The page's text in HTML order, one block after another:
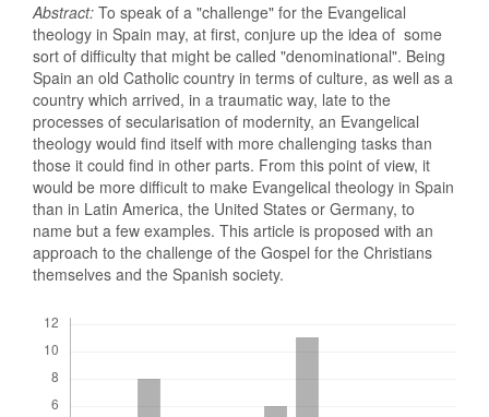
Abstract: To speak of a "challenge" for the Evangelical
theology in Spain may, at first, conjure up the idea of some
sort of difficulty that might be called "denominational". Being
Spain an old Catholic country in terms of culture, as well as a
country which arrived, in a traumatic way, late to the
processes of secularisation of modernity, an Evangelical
theology would find itself with more challenging tasks than
those it could find in other parts. From this point of view, it
would be more difficult to make Evangelical theology in Spain
than in Latin America, the United States or Germany, to
name but a few examples. This article is proposed with an
approach to the challenge of the Gospel for the Christians
themselves and the Spanish society.